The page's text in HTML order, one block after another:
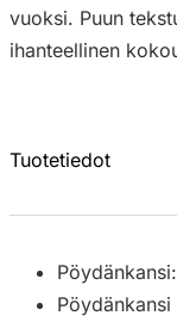
vuoksi. Puun
ihanteellinen
Tuotetiedot